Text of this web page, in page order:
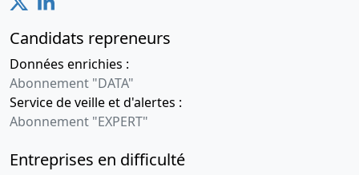
Candidats repreneurs
Données enrichies :
Abonnement "DATA"
Service de veille et d'alertes :
Abonnement "EXPERT"
Entreprises en difficulté